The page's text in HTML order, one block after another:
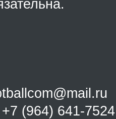
+7 (964) 641-7524